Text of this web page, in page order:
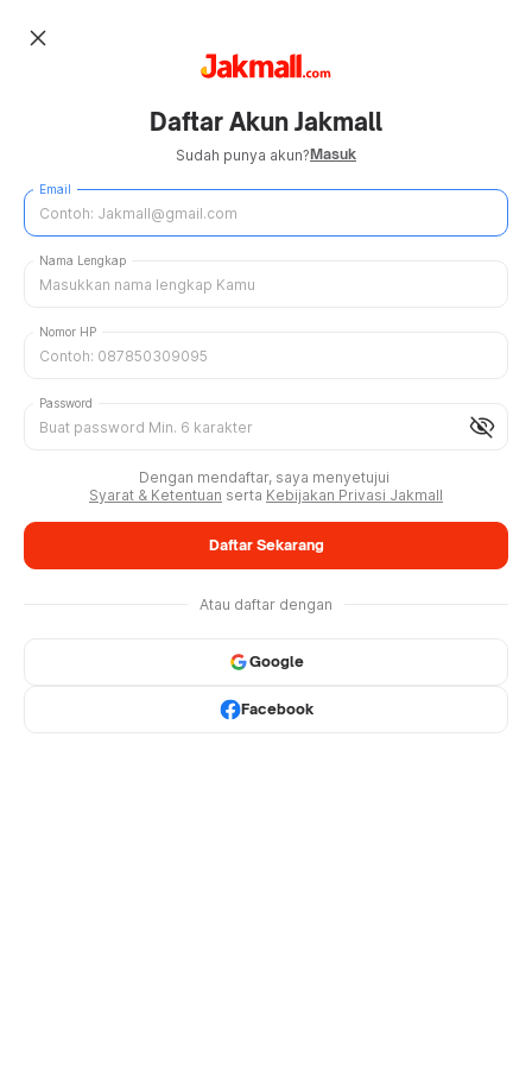
close
Daftar Akun Jakmall
Sudah punya akun?Masuk
Email
Nama Lengkap
Nomor HP
visibility_off
Password
Dengan mendaftar, saya menyetujui
Syarat & Ketentuan serta Kebijakan Privasi Jakmall
Daftar Sekarang
Atau daftar dengan
Google
Facebook